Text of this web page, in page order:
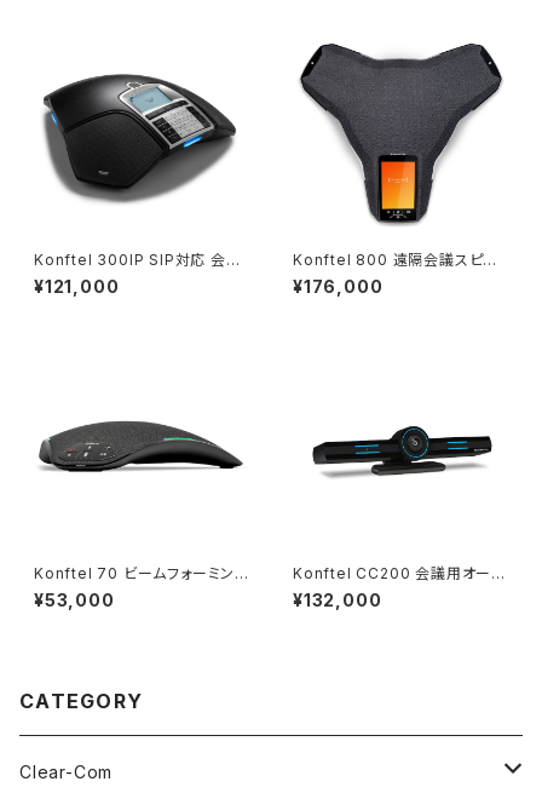
Konftel 300IP SIP対応 会議
用スピーカーフォン
¥121,000
Konftel 800 遠隔会議スピー
カーフォン
¥176,000
Konftel 70 ビームフォーミング
マイク内蔵 スピーカーフォン
¥53,000
Konftel CC200 会議用オール
インワンビデオバー
¥132,000
CATEGORY
Clear-Com